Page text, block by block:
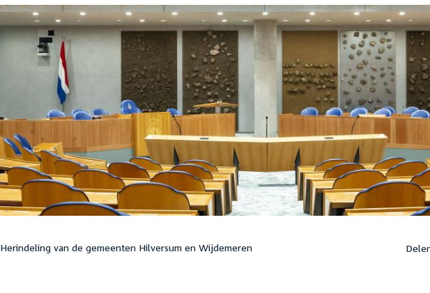
Herindeling van de gemeenten Hilversum en Wijdemeren